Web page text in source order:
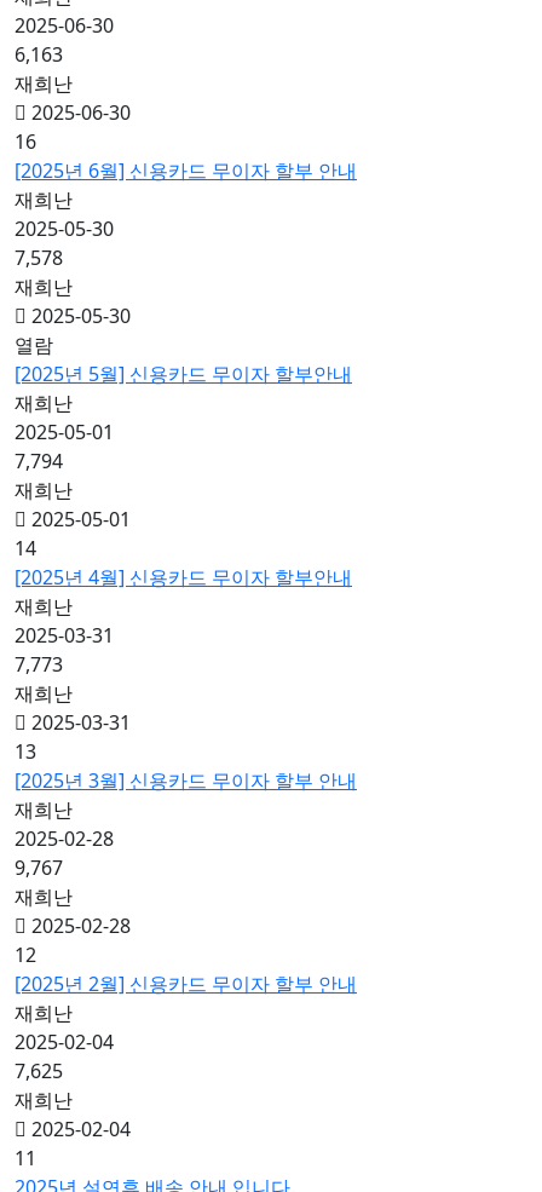
2025-06-30
6,163
재희난
2025-06-30
16
[2025년 6월] 신용카드 무이자 할부 안내
재희난
2025-05-30
7,578
재희난
2025-05-30
열람
[2025년 5월] 신용카드 무이자 할부안내
재희난
2025-05-01
7,794
재희난
2025-05-01
14
[2025년 4월] 신용카드 무이자 할부안내
재희난
2025-03-31
7,773
재희난
2025-03-31
13
[2025년 3월] 신용카드 무이자 할부 안내
재희난
2025-02-28
9,767
재희난
2025-02-28
12
[2025년 2월] 신용카드 무이자 할부 안내
재희난
2025-02-04
7,625
재희난
2025-02-04
11